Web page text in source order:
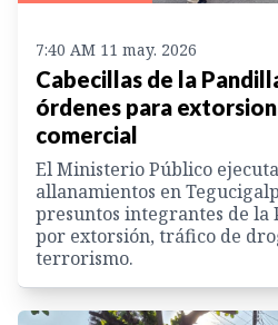
7:40 AM 11 may. 2026
Cabecillas de la
órdenes para
comercial
El Ministerio Público
allanamientos en
presuntos integrantes de la
por extorsión, tráfico de
terrorismo.